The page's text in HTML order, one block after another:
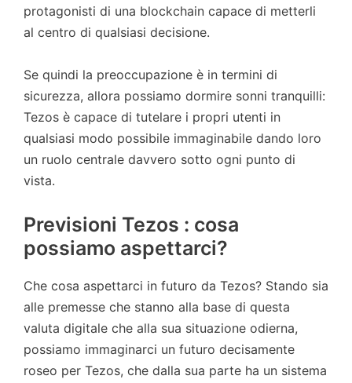
protagonisti di una blockchain capace di metterli
al centro di qualsiasi decisione.
Se quindi la preoccupazione è in termini di
sicurezza, allora possiamo dormire sonni tranquilli:
Tezos è capace di tutelare i propri utenti in
qualsiasi modo possibile immaginabile dando loro
un ruolo centrale davvero sotto ogni punto di
vista.
Previsioni Tezos : cosa
possiamo aspettarci?
Che cosa aspettarci in futuro da Tezos? Stando sia
alle premesse che stanno alla base di questa
valuta digitale che alla sua situazione odierna,
possiamo immaginarci un futuro decisamente
roseo per Tezos, che dalla sua parte ha un sistema